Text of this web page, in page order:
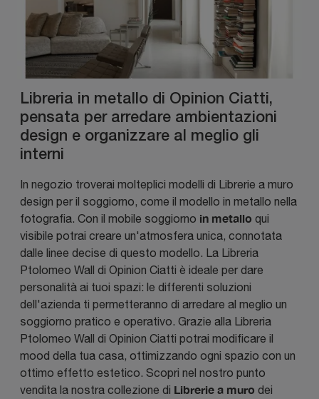
Libreria in metallo di Opinion Ciatti,
pensata per arredare ambientazioni
design e organizzare al meglio gli
interni
In negozio troverai molteplici modelli di Librerie a muro
design per il soggiorno, come il modello in metallo nella
fotografia. Con il mobile soggiorno in metallo qui
visibile potrai creare un'atmosfera unica, connotata
dalle linee decise di questo modello. La Libreria
Ptolomeo Wall di Opinion Ciatti è ideale per dare
personalità ai tuoi spazi: le differenti soluzioni
dell'azienda ti permetteranno di arredare al meglio un
soggiorno pratico e operativo. Grazie alla Libreria
Ptolomeo Wall di Opinion Ciatti potrai modificare il
mood della tua casa, ottimizzando ogni spazio con un
ottimo effetto estetico. Scopri nel nostro punto
vendita la nostra collezione di Librerie a muro dei